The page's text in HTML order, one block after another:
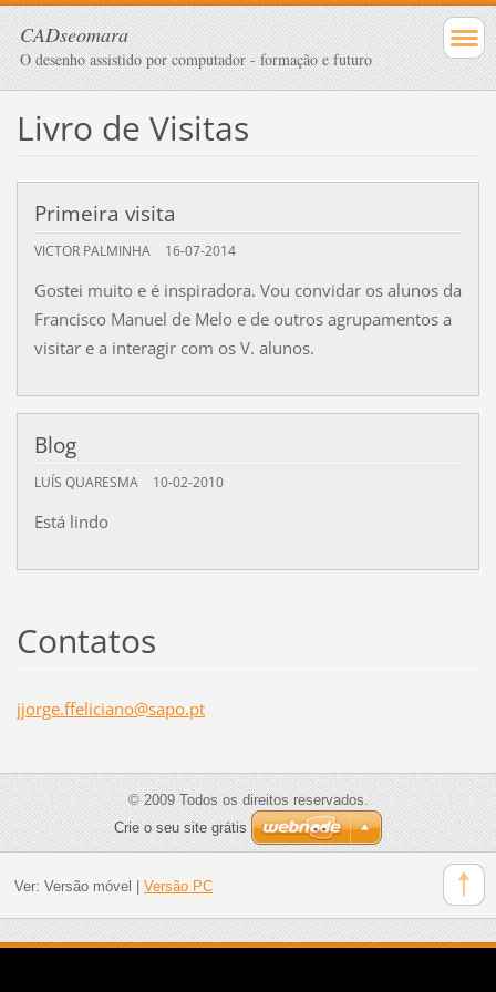
CADseomara
O desenho assistido por computador - formação e futuro
Livro de Visitas
Primeira visita
VICTOR PALMINHA 16-07-2014
Gostei muito e é inspiradora. Vou convidar os alunos da
Francisco Manuel de Melo e de outros agrupamentos a
visitar e a interagir com os V. alunos.
Blog
LUÍS QUARESMA 10-02-2010
Está lindo
Contatos
jjorge.ffeliciano@sapo.pt
© 2009 Todos os direitos reservados.
Crie o seu site grátis
Ver: Versão móvel | Versão PC